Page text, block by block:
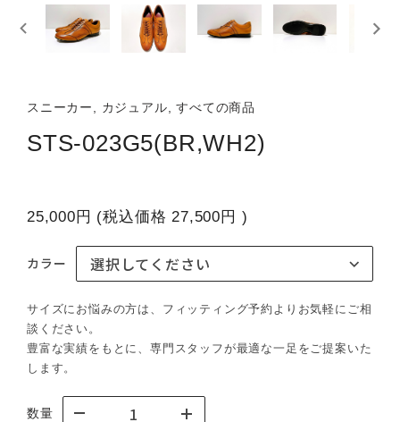
スニーカー, カジュアル, すべての商品
STS-023G5(BR,WH2)
25,000円 (税込価格27,500円 )
カラー
サイズにお悩みの方は、フィッティング予約よりお気軽にご相
談ください。
豊富な実績をもとに、専門スタッフが最適な一足をご提案いた
します。
数量